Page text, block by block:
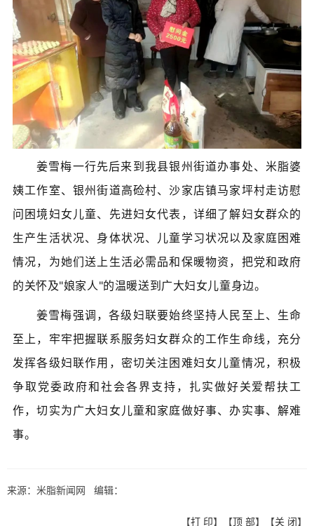
姜雪梅一行先后来到我县银州街道办事处、米脂婆
姨工作室、银州街道高硷村、沙家店镇马家坪村走访慰
问困境妇女儿童、先进妇女代表，详细了解妇女群众的
生产生活状况、身体状况、儿童学习状况以及家庭困难
情况，为她们送上生活必需品和保暖物资，把党和政府
的关怀及"娘家人"的温暖送到广大妇女儿童身边。
姜雪梅强调，各级妇联要始终坚持人民至上、生命
至上，牢牢把握联系服务妇女群众的工作生命线，充分
发挥各级妇联作用，密切关注困难妇女儿童情况，积极
争取党委政府和社会各界支持，扎实做好关爱帮扶工
作，切实为广大妇女儿童和家庭做好事、办实事、解难
事。
来源：米脂新闻网 编辑：
【打 印】【顶 部】【关 闭】